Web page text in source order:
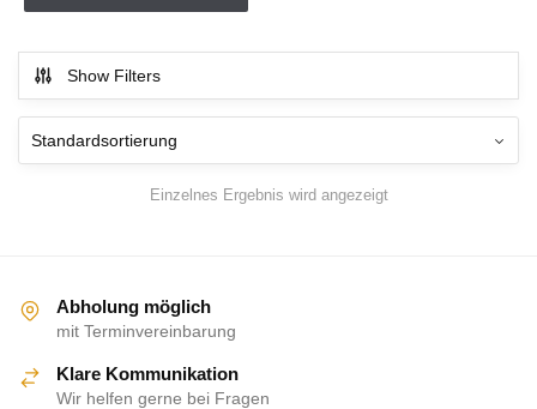
Show Filters
Einzelnes Ergebnis wird angezeigt
Abholung möglich
mit Terminvereinbarung
Klare Kommunikation
Wir helfen gerne bei Fragen